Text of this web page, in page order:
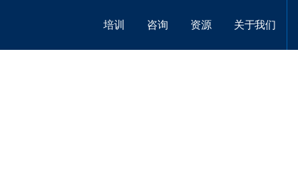
培训 咨询 资源 关于我们